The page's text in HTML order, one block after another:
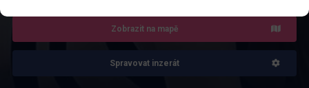
Zobrazit na mapě
Spravovat inzerát